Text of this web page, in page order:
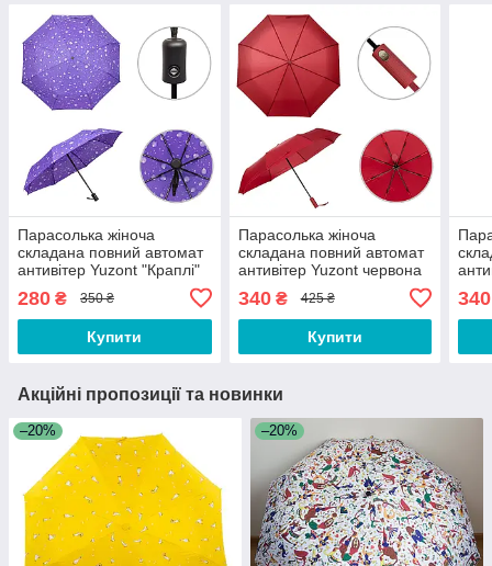
Парасолька жіноча
складана повний автомат
антивітер Yuzont "Краплі"
280 ₴ 350 ₴
Купити
Парасолька жіноча
складана повний автомат
антивітер Yuzont червона
340₴ 425 ₴
Купити
340
Акційні пропозиції та новинки
–20% –20%